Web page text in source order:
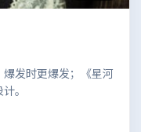
发时更爆发；《星河
。